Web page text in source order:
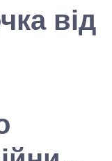
від